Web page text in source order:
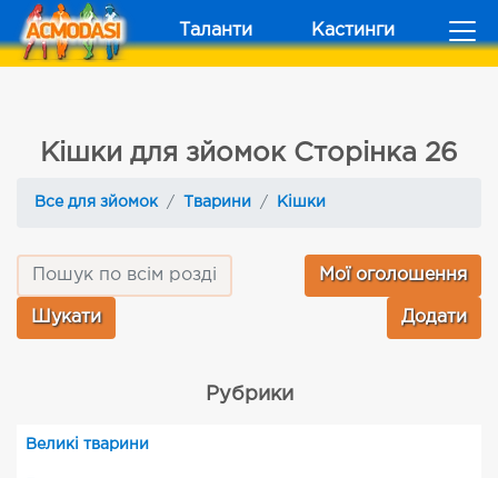
Таланти Кастинги
Кішки для зйомок Сторінка 26
Все для зйомок Тварини Кішки
Мої оголошення
Додати
Рубрики
Великі тварини